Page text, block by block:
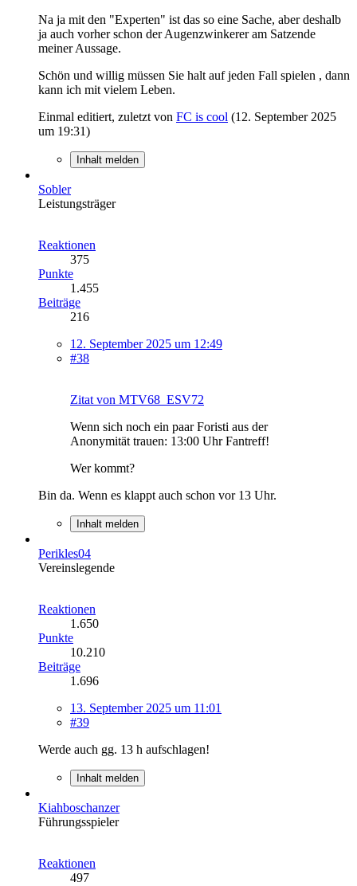
Na ja mit den "Experten" ist das so eine Sache, aber deshalb
ja auch vorher schon der Augenzwinkerer am Satzende
meiner Aussage.
Schön und willig müssen Sie halt auf jeden Fall spielen , dann
kann ich mit vielem Leben.
Einmal editiert, zuletzt von FC is cool (12. September 2025
um 19:31)
Inhalt melden
Sobler
Leistungsträger
Reaktionen
375
Punkte
1.455
Beiträge
216
12. September 2025 um 12:49
#38
Zitat von MTV68_ESV72
Wenn sich noch ein paar Foristi aus der
Anonymität trauen: 13:00 Uhr Fantreff!
Wer kommt?
Bin da. Wenn es klappt auch schon vor 13 Uhr.
Inhalt melden
Perikles04
Vereinslegende
Reaktionen
1.650
Punkte
10.210
Beiträge
1.696
13. September 2025 um 11:01
#39
Werde auch gg. 13 h aufschlagen!
Inhalt melden
Kiahboschanzer
Führungsspieler
Reaktionen
497